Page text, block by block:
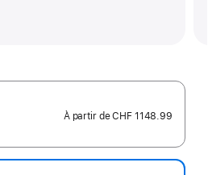
À partir deCHF 1148.99